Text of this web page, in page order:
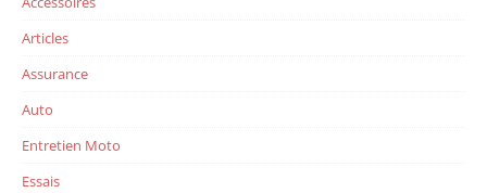
Articles
Assurance
Auto
Entretien Moto
Essais